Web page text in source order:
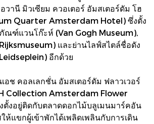
วานี มิวเซียม ควอเตอร์ อัมสเตอร์ดัม โฮ
Quarter Amsterdam Hotel) ซึ่งตั้ง
ณฑ์แวนโก๊ะห์ (Van Gogh Museum),
และย่านไลฟ์สไตล์ชื่อดัง
อีกด้วย
อช คอลเลกชั่น อัมสเตอร์ดัม ฟลาวเวอร์
Collection Amsterdam Flower
งอยู่ติดกับตลาดดอกไม้บลูเมนมาร์คอัน
ให้แขกผู้เข้าพักได้เพลิดเพลินกับการเดิน